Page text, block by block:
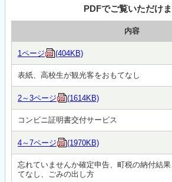
PDFでご覧いただけ
内容
1ページ (404KB)
表紙、高校生が観光客をおもてなし
2～3ページ (1614KB)
コンビニ証明書交付サービス
4～7ページ (1970KB)
忘れていませんか確定申告、町税の納付結
てなし、ごみの出し方